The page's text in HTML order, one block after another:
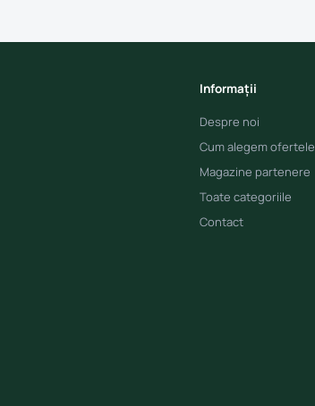
Informații
Despre noi
Cum alegem ofertele
Magazine partenere
Toate categoriile
Contact